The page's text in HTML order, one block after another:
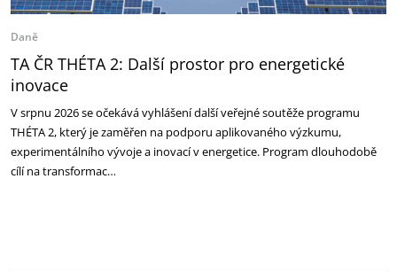
Daně
TA ČR THÉTA 2: Další prostor pro energetické
inovace
V srpnu 2026 se očekává vyhlášení další veřejné soutěže programu
THÉTA 2, který je zaměřen na podporu aplikovaného výzkumu,
experimentálního vývoje a inovací v energetice. Program dlouhodobě
cílí na transformac…